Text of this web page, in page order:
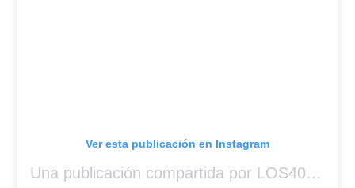
Ver esta publicación en Instagram
Una publicación compartida por LOS40 Panamá (@los40panama)